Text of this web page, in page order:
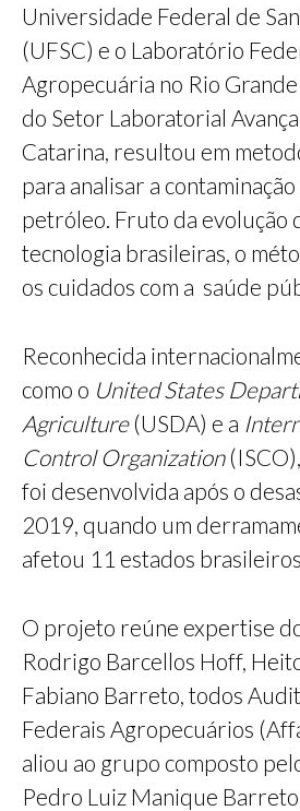
Universidade Federal de
(UFSC) e o Laboratório
Agropecuária no Rio
do Setor Laboratorial
Catarina, resultou em
para analisar a
petróleo. Fruto da evolução
tecnologia brasileiras, o
os cuidados com a saúde
Reconhecida
como o United States
Agriculture (USDA) e a
Control Organization
foi desenvolvida após o
2019, quando um
afetou 11 estados brasileiros.
O projeto reúne expertise
Rodrigo Barcellos Hoff,
Fabiano Barreto, todos
Federais Agropecuários
aliou ao grupo composto
Pedro Luiz Manique